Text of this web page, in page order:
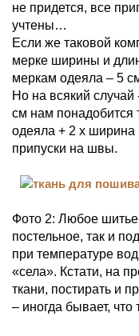
не придется, все
учтены…
Если же таковой
мерке ширины и
меркам одеяла – 5
Но на всякий
см нам понадобится
одеяла + 2 х ширина
припуски на швы.
Фото 2: Любое шитье
постельное, так и
при температуре
«села». Кстати, на
ткани, постирать и
– иногда бывает, что